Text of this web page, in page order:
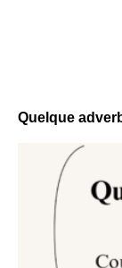
Quelque